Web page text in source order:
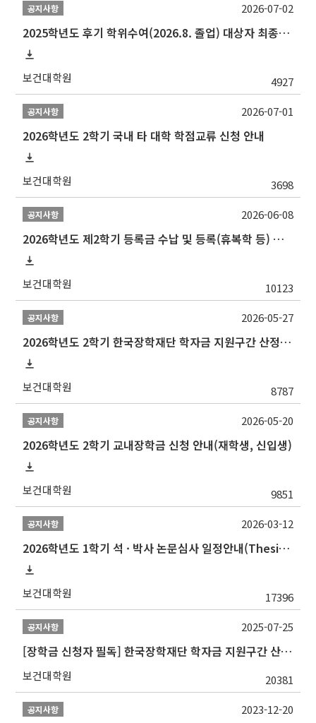
공지사항
2025학년도 후기 학위수여(2026.8. 졸업) 대상자 최종인준 논문 제출 안내
보건대학원 4927
2026-07-02
공지사항
2026학년도 2학기 국내 타 대학 학점교류 신청 안내
보건대학원 3698
2026-07-01
공지사항
2026학년도 제2학기 등록금 수납 및 등록(휴복학 등) 일정 안내
보건대학원 10123
2026-06-08
공지사항
2026학년도 2학기 한국장학재단 학자금 지원구간 산정 신청 안내
보건대학원 8787
2026-05-27
공지사항
2026학년도 2학기 교내장학금 신청 안내(재학생, 신입생)
보건대학원 9851
2026-05-20
공지사항
2026학년도 1학기 석 · 박사 논문심사 일정안내(Thesis Defense Schedules)
보건대학원 17396
2026-03-12
공지사항
[장학금 신청자 필독] 한국장학재단 학자금 지원구간 산정 권고
보건대학원 20381
2025-07-25
공지사항 2023-12-20